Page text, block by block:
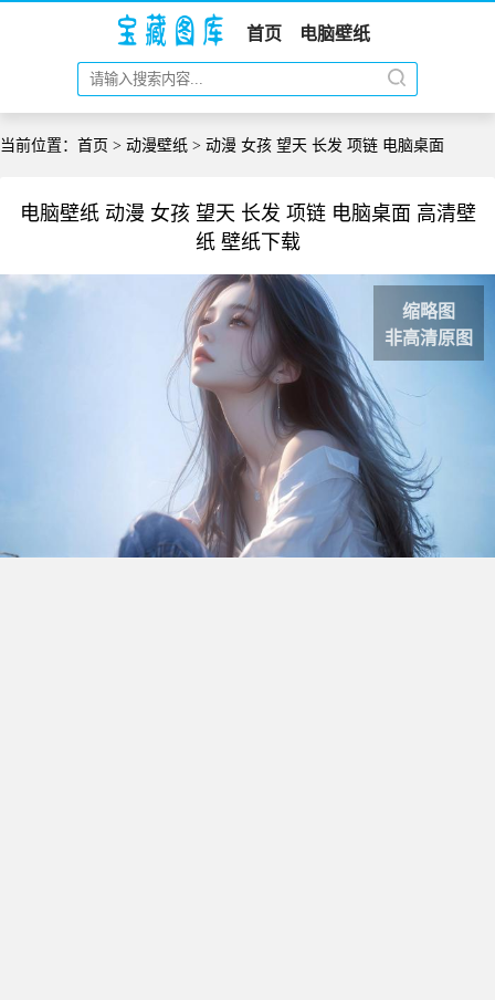
首页 电脑壁纸
当前位置： 首页 > 动漫壁纸 > 动漫 女孩 望天 长发 项链 电脑桌面
电脑壁纸 动漫 女孩 望天 长发 项链 电脑桌面 高清壁
纸 壁纸下载
缩略图
非高清原图